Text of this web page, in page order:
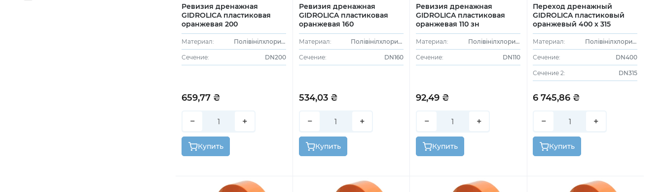
Ревизия дренажная
GIDROLICA пластиковая
оранжевая 200
Материал: Полівінілхлорид (ПВХ)
Сечение: DN200
659,77 ₴
− +
Купить
Ревизия дренажная
GIDROLICA пластиковая
оранжевая 160
Материал: Полівінілхлорид (ПВХ)
Сечение: DN160
534,03 ₴
− +
Купить
Ревизия дренажная
GIDROLICA пластиковая
оранжевая 110 зн
Материал: Полівінілхлорид (ПВХ)
Сечение: DN110
92,49 ₴
− +
Купить
Переход дренажный
GIDROLICA пластиковый
оранжевый 400 х 315
Материал: Полівінілхлорид (ПВХ)
Сечение: DN400
Сечение 2: DN315
6 745,86 ₴
− +
Купить